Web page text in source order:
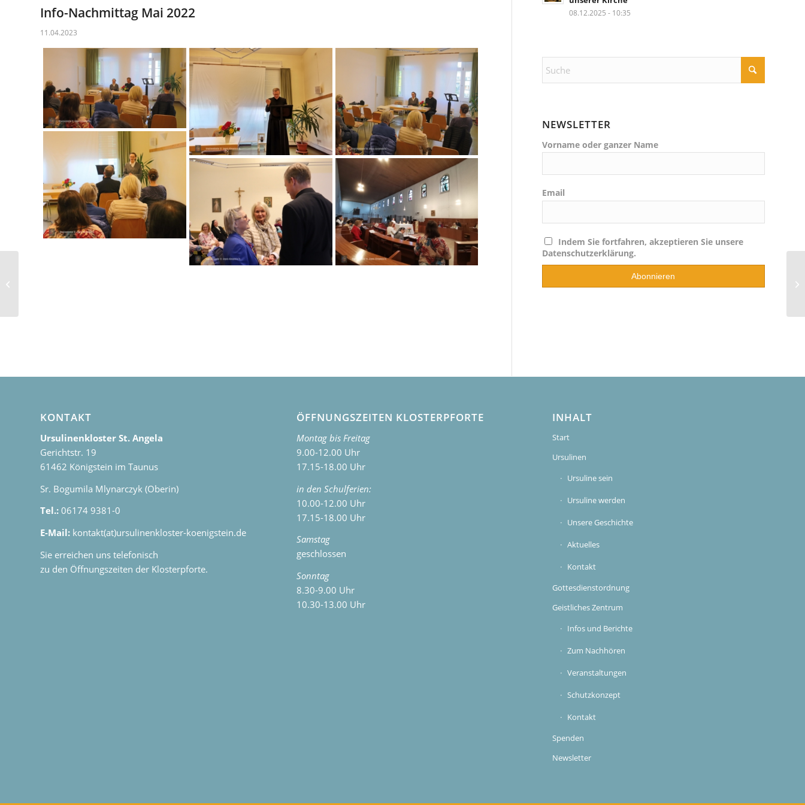
Info-Nachmittag Mai 2022
11.04.2023
08.12.2025 - 10:35
NEWSLETTER
Vorname oder ganzer Name
Email
Indem Sie fortfahren, akzeptieren Sie unsere
Datenschutzerklärung.
KONTAKT
Ursulinenkloster St. Angela
Gerichtstr. 19
61462 Königstein im Taunus
Sr. Bogumila Mlynarczyk (Oberin)
Tel.: 06174 9381-0
E-Mail: kontakt(at)ursulinenkloster-koenigstein.de
Sie erreichen uns telefonisch
zu den Öffnungszeiten der Klosterpforte.
ÖFFNUNGSZEITEN KLOSTERPFORTE
Montag bis Freitag
9.00-12.00 Uhr
17.15-18.00 Uhr
in den Schulferien:
10.00-12.00 Uhr
17.15-18.00 Uhr
Samstag
geschlossen
Sonntag
8.30-9.00 Uhr
10.30-13.00 Uhr
INHALT
Start
Ursulinen
Ursuline sein
Ursuline werden
Unsere Geschichte
Aktuelles
Kontakt
Gottesdienstordnung
Geistliches Zentrum
Infos und Berichte
Zum Nachhören
Veranstaltungen
Schutzkonzept
Kontakt
Spenden
Newsletter